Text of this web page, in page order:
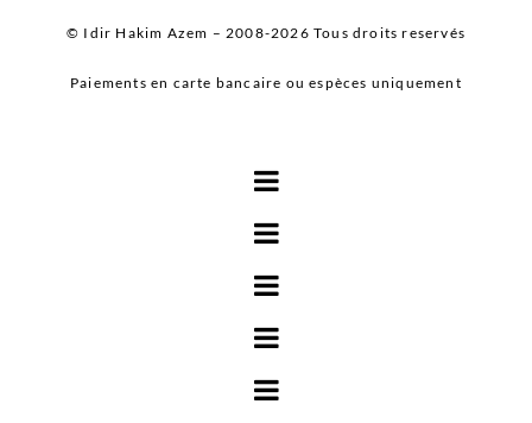
© Idir Hakim Azem – 2008-2026 Tous droits reservés
Paiements en carte bancaire ou espèces uniquement